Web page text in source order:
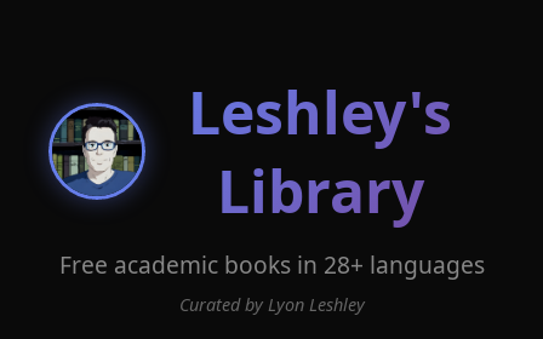
Leshley's
Library
Free academic books in 28+ languages
Curated by Lyon Leshley